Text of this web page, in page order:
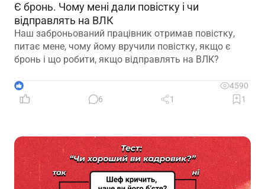
Є бронь. Чому мені дали повістку і чи
відправлять на ВЛК
Наш заброньований працівник отримав повістку,
питає мене, чому йому вручили повістку, якщо є
бронь і що робити, якщо відправлять на ВЛК?
1
4590
6
1 1